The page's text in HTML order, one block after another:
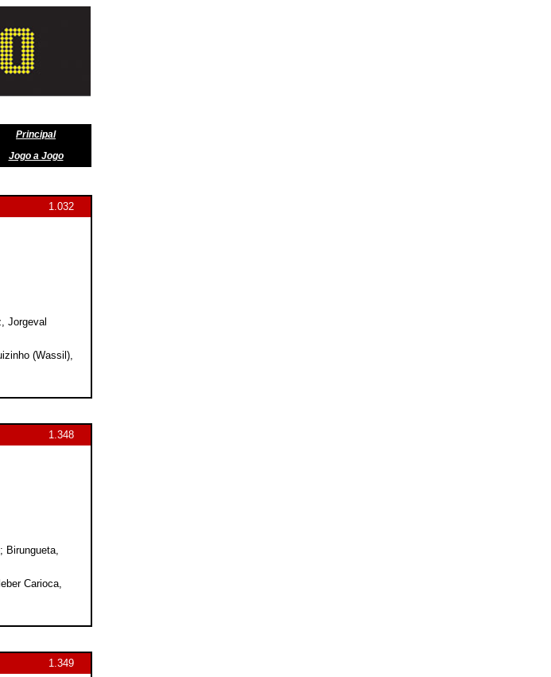
Principal
Jogo a Jogo
1.032
Jorgeval
(Wassil),
1.348
Birungueta,
Carioca,
1.349